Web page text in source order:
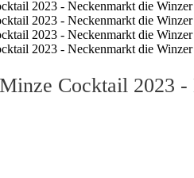
Cocktail 2023